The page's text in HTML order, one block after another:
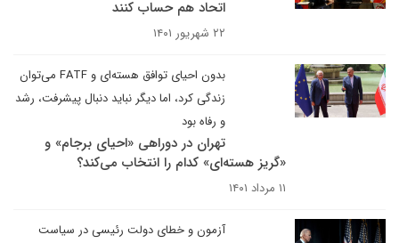
اتحاد هم حساب کنند
۲۲ شهریور ۱۴۰۱
بدون احیای توافق هسته‌ای و FATF می‌توان
زندگی کرد، اما دیگر نباید دنبال پیشرفت، رشد
و رفاه بود
تهران در دوراهی «احیای برجام» و
«گریز هسته‌ای» کدام را انتخاب می‌کند؟
۱۱ مرداد ۱۴۰۱
آزمون و خطای دولت رئیسی در سیاست